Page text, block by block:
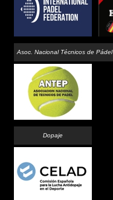
Asoc. Nacional Técnicos de Pádel
Dopaje